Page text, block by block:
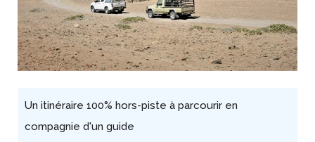
Un itinéraire 100% hors-piste à parcourir en
compagnie d'un guide